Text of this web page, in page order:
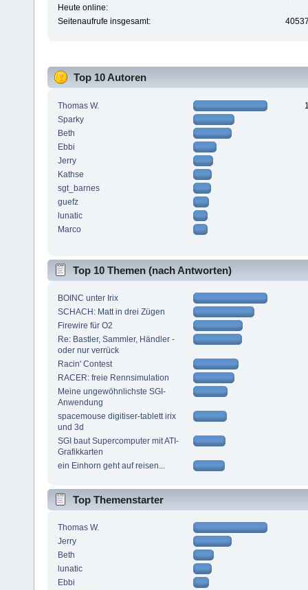
Heute online:
Seitenaufrufe insgesamt:
Top 10 Autoren
Thomas W.
Sparky
Beth
Ebbi
Jerry
Kathse
sgt_barnes
guefz
lunatic
Marco
Top 10 Themen (nach Antworten)
BOINC unter Irix
SCHACH: Matt in drei Zügen
Firewire für O2
Re: Bastler, Sammler, Händler -
oder nur verrück
Racin' Contest
RACER: freie Rennsimulation
Meine ungewöhnlichste SGI-
Anwendung
spacemouse digitiser-tablett irix
und 3d
SGI baut Supercomputer mit ATI-
Grafikkarten
ein Einhorn geht auf reisen...
Top Themenstarter
Thomas W.
Jerry
Beth
lunatic
Ebbi